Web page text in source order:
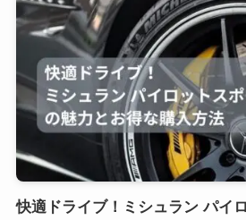
快適ドライブ！ミシュラン パイ